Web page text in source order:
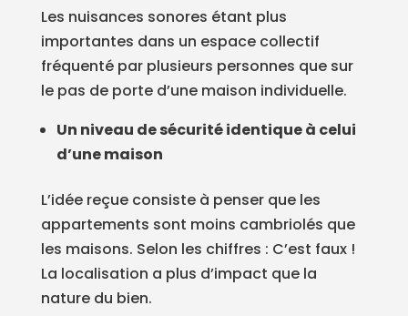
Les nuisances sonores étant plus
importantes dans un espace collectif
fréquenté par plusieurs personnes que sur
le pas de porte d’une maison individuelle.
Un niveau de sécurité identique à celui
d’une maison
L’idée reçue consiste à penser que les
appartements sont moins cambriolés que
les maisons. Selon les chiffres : C’est faux !
La localisation a plus d’impact que la
nature du bien.